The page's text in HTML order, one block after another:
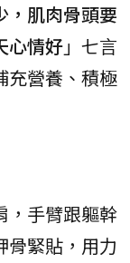
，肌肉骨頭要
心情好」七言
充營養、積極
手臂跟軀幹
骨緊貼，用力